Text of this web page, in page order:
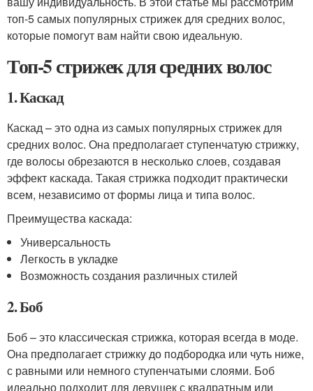
топ-5 самых популярных стрижек для средних волос,
которые помогут вам найти свою идеальную.
Топ-5 стрижек для средних волос
1. Каскад
Каскад – это одна из самых популярных стрижек для
средних волос. Она предполагает ступенчатую стрижку,
где волосы обрезаются в несколько слоев, создавая
эффект каскада. Такая стрижка подходит практически
всем, независимо от формы лица и типа волос.
Преимущества каскада:
Универсальность
Легкость в укладке
Возможность создания различных стилей
2. Боб
Боб – это классическая стрижка, которая всегда в моде.
Она предполагает стрижку до подбородка или чуть ниже,
с равными или немного ступенчатыми слоями. Боб
идеально подходит для девушек с квадратным или